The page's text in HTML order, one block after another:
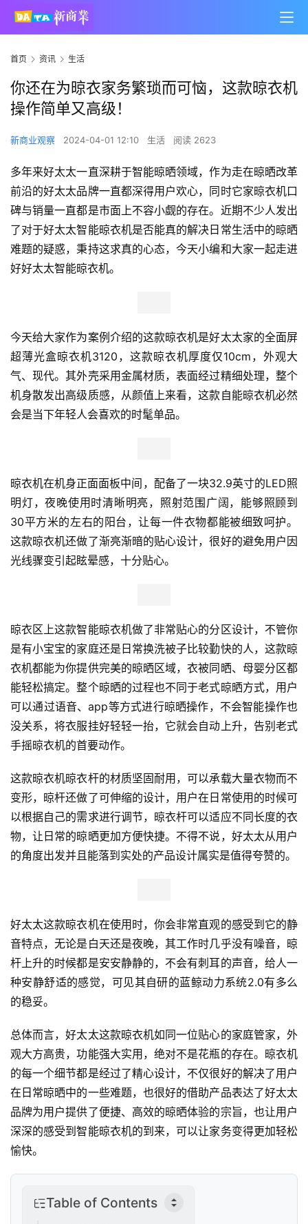
首
页
商
业
观
察
新
首页 资讯 生活
你还在为晾衣家务繁琐而可恼，这款晾衣机
操作简单又高级！
新商业观察 2024-04-01 12:10 生活 阅读 2623
多年来好太太一直深耕于智能晾晒领域，作为走在晾晒改革
前沿的好太太品牌一直都深得用户欢心，同时它家晾衣机口
碑与销量一直都是市面上不容小觑的存在。近期不少人发出
了对于好太太智能晾衣机是否能真的解决日常生活中的晾晒
难题的疑惑，秉持这求真的心态，今天小编和大家一起走进
好好太太智能晾衣机。
今天给大家作为案例介绍的这款晾衣机是好太太家的全面屏
超薄光盒晾衣机3120，这款晾衣机厚度仅10cm，外观大
气、现代。其外壳采用金属材质，表面经过精细处理，整个
机身散发出高级质感，从颜值上来看，这款自能晾衣机必然
会是当下年轻人会喜欢的时髦单品。
晾衣机在机身正面面板中间，配备了一块32.9英寸的LED照
明灯，夜晚使用时清晰明亮，照射范围广阔，能够照顾到
30平方米的左右的阳台，让每一件衣物都能被细致呵护。
这款晾衣机还做了渐亮渐暗的贴心设计，很好的避免用户因
光线骤变引起眩晕感，十分贴心。
晾衣区上这款智能晾衣机做了非常贴心的分区设计，不管你
是有小宝宝的家庭还是日常换洗被子比较勤快的人，这款晾
衣机都能为你提供完美的晾晒区域，衣被同晒、母婴分区都
能轻松搞定。整个晾晒的过程也不同于老式晾晒方式，用户
可以通过语音、app等方式进行晾晒操作，不会智能操作也
没关系，将衣服挂好轻轻一抬，它就会自动上升，告别老式
手摇晾衣机的首要动作。
这款晾衣机晾衣杆的材质坚固耐用，可以承载大量衣物而不
变形，晾杆还做了可伸缩的设计，用户在日常使用的时候可
以根据自己的需求进行调节，晾衣杆可以适应不同长度的衣
物，让日常的晾晒更加方便快捷。不得不说，好太太从用户
的角度出发并且能落到实处的产品设计属实是值得夸赞的。
好太太这款晾衣机在使用时，你会非常直观的感受到它的静
音特点，无论是白天还是夜晚，其工作时几乎没有噪音，晾
杆上升的时候都是安安静静的，不会有刺耳的声音，给人一
种安静舒适的感觉，可见其自研的蓝鲸动力系统2.0有多么
的稳妥。
总体而言，好太太这款晾衣机如同一位贴心的家庭管家，外
观大方高贵，功能强大实用，绝对不是花瓶的存在。晾衣机
的每一个细节都是经过了精心设计，不仅很好的解决了用户
在日常晾晒中的一些难题，也很好的借助产品表达了好太太
品牌为用户提供了便捷、高效的晾晒体验的宗旨，也让用户
深深的感受到智能晾衣机的到来，可以让家务变得更加轻松
愉快。
Table of Contents